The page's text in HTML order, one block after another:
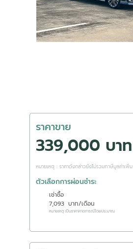
ราคาขาย
339,000 บาท
หมายเหตุ : ราคาดังกล่าวยังไม่รวมภาษีมูลค่าเพิ่ม
ตัวเลือกการผ่อนชำระ
เช่าซื้อ
7,093 บาท/เดือน
หมายเหตุ เป็นราคาคาดการณ์โดยประมาณ